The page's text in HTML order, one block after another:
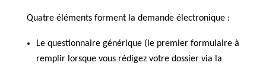
Quatre éléments forment la demande électronique :
Le questionnaire générique (le premier formulaire à
remplir lorsque vous rédigez votre dossier via la